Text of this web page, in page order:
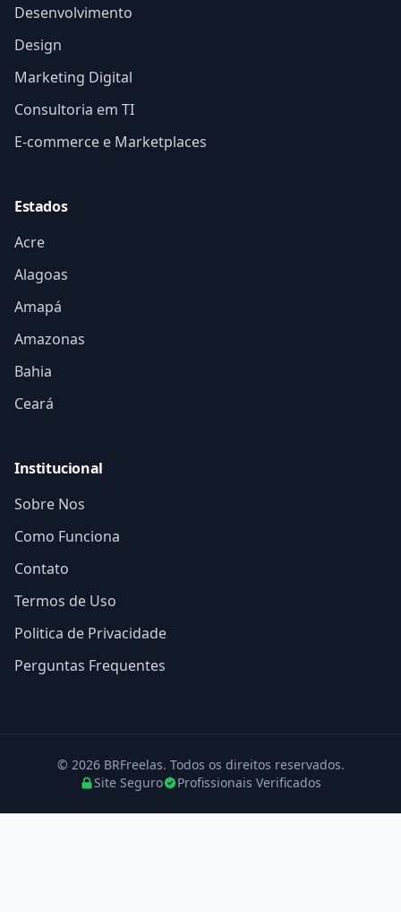
Desenvolvimento
Design
Marketing Digital
Consultoria em TI
E-commerce e Marketplaces
Estados
Acre
Alagoas
Amapá
Amazonas
Bahia
Ceará
Institucional
Sobre Nos
Como Funciona
Contato
Termos de Uso
Politica de Privacidade
Perguntas Frequentes
© 2026 BRFreelas. Todos os direitos reservados.
Site Seguro
Profissionais Verificados